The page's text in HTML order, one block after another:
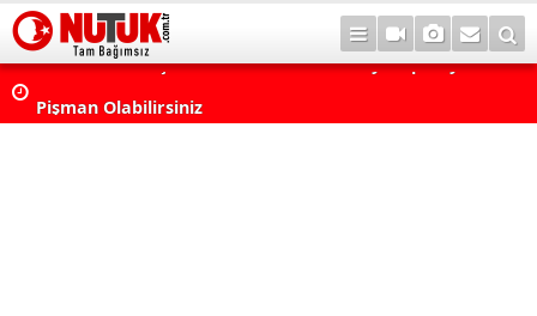
Konut Kredisi Çekmeden Önce Bu Hatayı Yapmayın!
Pişman Olabilirsiniz